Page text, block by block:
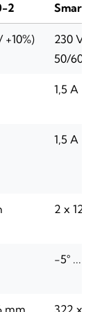
2
+10%)
230 V~
50/60
1,5 A
1,5 A
2 x 12
-5° ...